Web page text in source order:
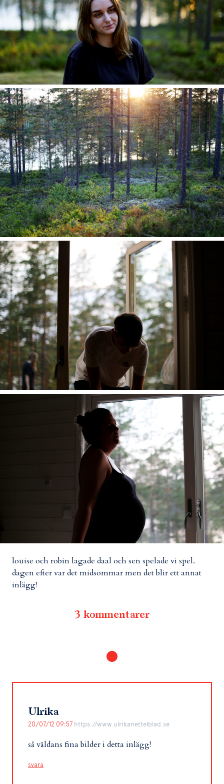
louise och robin lagade daal och sen spelade vi spel.
dagen efter var det midsommar men det blir ett annat
inlägg!
3 kommentarer
Ulrika
20/07/12 09:57 https://www.ulrikanettelblad.se
så väldans fina bilder i detta inlägg!
svara